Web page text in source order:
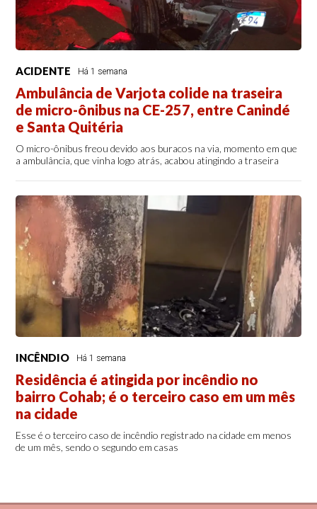
ACIDENTE Há 1 semana
Ambulância de Varjota colide na traseira
de micro-ônibus na CE-257, entre Canindé
e Santa Quitéria
O micro-ônibus freou devido aos buracos na via, momento em que
a ambulância, que vinha logo atrás, acabou atingindo a traseira
INCÊNDIO Há 1 semana
Residência é atingida por incêndio no
bairro Cohab; é o terceiro caso em um mês
na cidade
Esse é o terceiro caso de incêndio registrado na cidade em menos
de um mês, sendo o segundo em casas